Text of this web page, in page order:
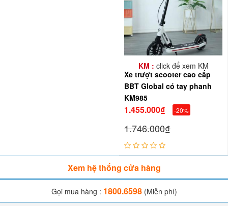
KM : click để xem KM
Xe trượt scooter cao cấp
BBT Global có tay phanh
KM985
1.455.000₫ -20%
1.746.000₫
Xem hệ thống cửa hàng
Gọi mua hàng : 1800.6598(Miễn phí)